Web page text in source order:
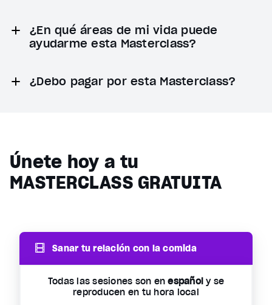
¿En qué áreas de mi vida puede
ayudarme esta Masterclass?
¿Debo pagar por esta Masterclass?
Únete hoy a tu
MASTERCLASS GRATUITA
Sanar tu relación con la comida
Todas las sesiones son enespañol y se
reproducen en tu hora local